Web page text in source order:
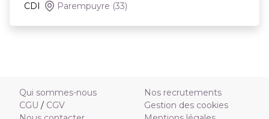
CDI Parempuyre (33)
Qui sommes-nous
CGU / CGV
Nos recrutements
Gestion des cookies